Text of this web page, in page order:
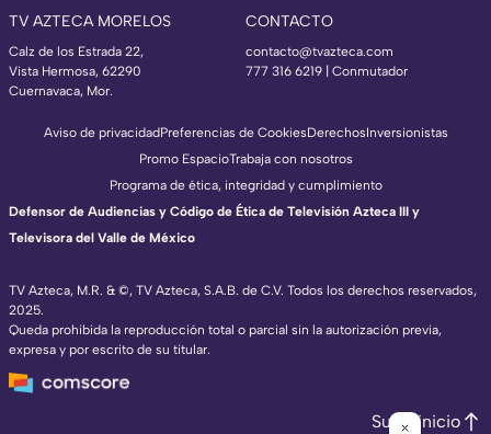
TV AZTECA MORELOS
Calz de los Estrada 22,
Vista Hermosa, 62290
Cuernavaca, Mor.
CONTACTO
contacto@tvazteca.com
777 316 6219 | Conmutador
TV Azteca, M.R. & ©, TV Azteca, S.A.B. de C.V. Todos los derechos reservados,
2025.
Queda prohibida la reproducción total o parcial sin la autorización previa,
expresa y por escrito de su titular.
Aviso de privacidadPreferencias de CookiesDerechosInversionistas
Promo EspacioTrabaja con nosotros
Programa de ética, integridad y cumplimiento
Defensor de Audiencias y Código de Ética de Televisión Azteca III y
Televisora del Valle de México
Subir inicio